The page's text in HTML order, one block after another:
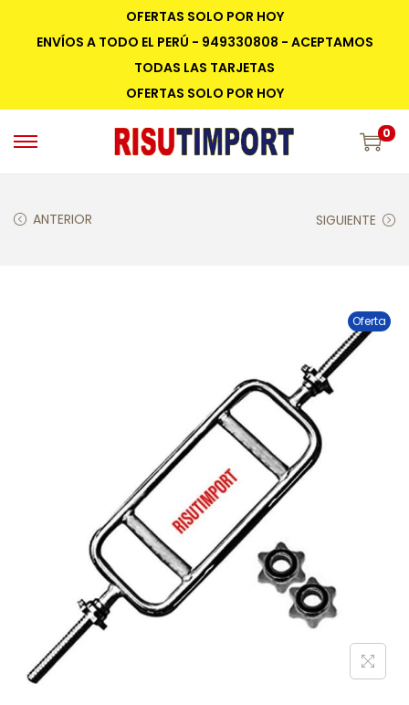
OFERTAS SOLO POR HOY
ENVÍOS A TODO EL PERÚ - 949330808 - ACEPTAMOS
TODAS LAS TARJETAS
OFERTAS SOLO POR HOY
0
ANTERIOR SIGUIENTE
Oferta